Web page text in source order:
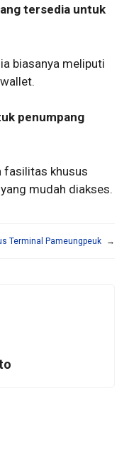
tersedia untuk
biasanya meliputi
penumpang
fasilitas khusus
mudah diakses.
Terminal Pameungpeuk →